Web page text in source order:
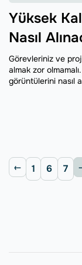
Yüksek
Nasıl
Görevleriniz ve
almak zor
görüntülerini nasıl
1 6 7